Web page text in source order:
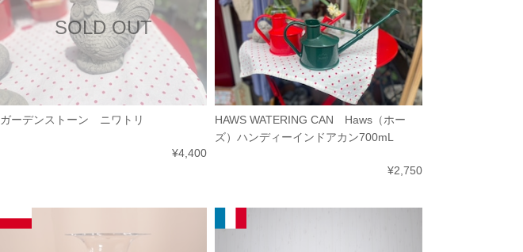
SOLD OUT
ガーデンストーン ニワトリ
¥4,400
HAWS WATERING CAN Haws（ホー
ズ）ハンディーインドアカン700mL
¥2,750